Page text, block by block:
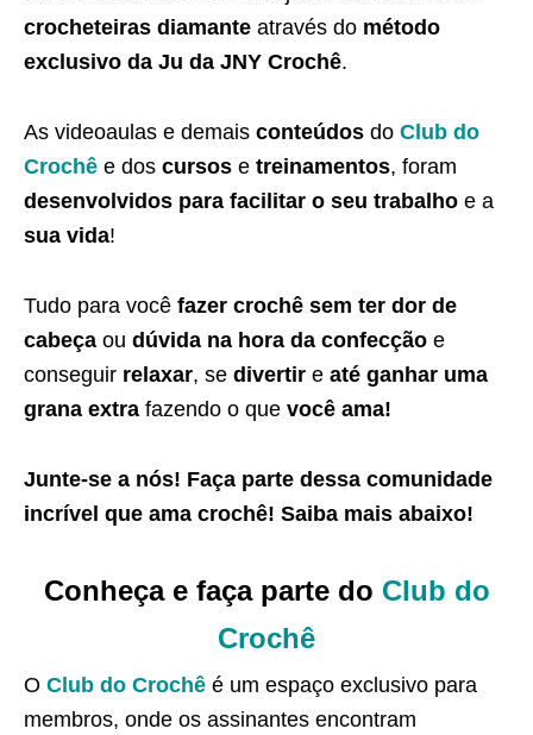
crocheteiras diamante através do método
exclusivo da Ju da JNY Crochê.
As videoaulas e demais conteúdos do Club do
Crochê e dos cursos e treinamentos, foram
desenvolvidos para facilitar o seu trabalho e a
sua vida!
Tudo para você fazer crochê sem ter dor de
cabeça ou dúvida na hora da confecção e
conseguir relaxar, se divertir e até ganhar uma
grana extra fazendo o que você ama!
Junte-se a nós! Faça parte dessa comunidade
incrível que ama crochê! Saiba mais abaixo!
Conheça e faça parte do Club do
Crochê
O Club do Crochê é um espaço exclusivo para
membros, onde os assinantes encontram